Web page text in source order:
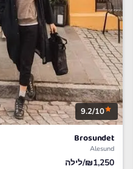
9.2/10
Brosundet
Alesund
₪1,250/לילה